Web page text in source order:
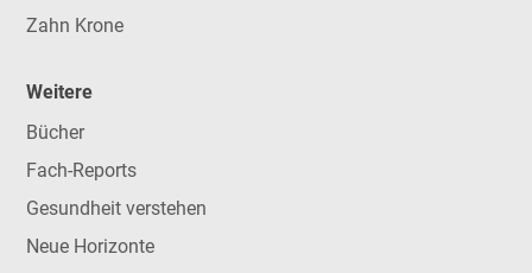
Zahn Krone
Weitere
Bücher
Fach-Reports
Gesundheit verstehen
Neue Horizonte